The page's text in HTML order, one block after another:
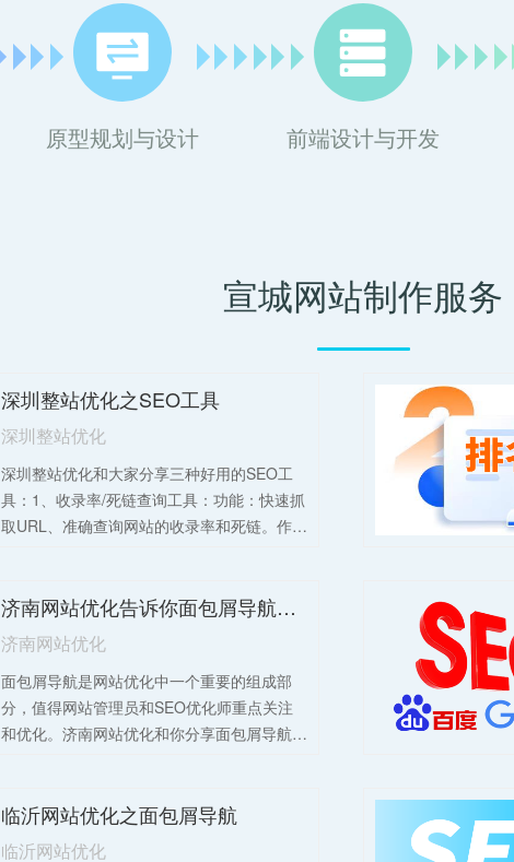
原型规划与设计 前端设计与开发
宣城网站制作服务
深圳整站优化之SEO工具
深圳整站优化
深圳整站优化和大家分享三种好用的SEO工
具：1、收录率/死链查询工具：功能：快速抓
取URL、准确查询网站的收录率和死链。作
站的可用性和搜索引擎友好度。2、站群查询
快照、反链、网站IP、导出链接、建站时间、
ICP备案等信息。作用：帮助做站群的用户批
量查询站群的SEO状况，便于统一管理和优
化。3、网站日志分析工具：功能：自动识别
码进行数据分析，生成图表。作用：帮助网站
管理员分析网站日志，了解搜索引擎蜘蛛的访
济南网站优化告诉你面包屑导航有什么用
济南网站优化
面包屑导航是网站优化中一个重要的组成部
分，值得网站管理员和SEO优化师重点关注
和优化。济南网站优化和你分享面包屑导航的
息、增强关键词相关性以及降低跳出率等方
临沂网站优化之面包屑导航
临沂网站优化